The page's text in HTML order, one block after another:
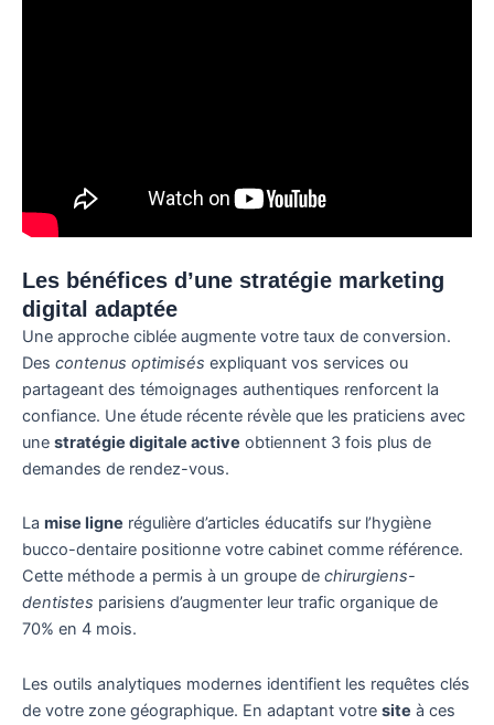
Les bénéfices d’une stratégie marketing
digital adaptée
Une approche ciblée augmente votre taux de conversion.
Des contenus optimisés expliquant vos services ou
partageant des témoignages authentiques renforcent la
confiance. Une étude récente révèle que les praticiens avec
une stratégie digitale active obtiennent 3 fois plus de
demandes de rendez-vous.
La mise ligne régulière d’articles éducatifs sur l’hygiène
bucco-dentaire positionne votre cabinet comme référence.
Cette méthode a permis à un groupe de chirurgiens-
dentistes parisiens d’augmenter leur trafic organique de
70% en 4 mois.
Les outils analytiques modernes identifient les requêtes clés
de votre zone géographique. En adaptant votre site à ces